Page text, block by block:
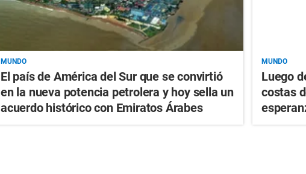
MUNDO
El país de América del Sur que se convirtió
en la nueva potencia petrolera y hoy sella un
acuerdo histórico con Emiratos Árabes
MUNDO
Luego
costas